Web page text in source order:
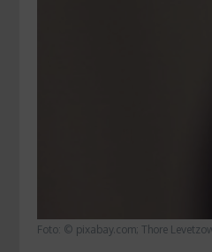
Foto: © pixabay.com; Thore